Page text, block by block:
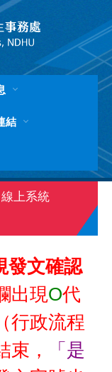
結
上系統
發文確認
出現O代
行政流程
束，
「是